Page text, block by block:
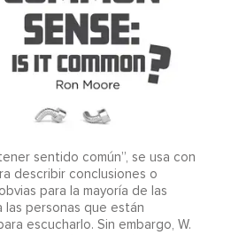
sentido común”, se usa con
describir conclusiones o
para la mayoría de las
las personas que están
escucharlo. Sin embargo, W.